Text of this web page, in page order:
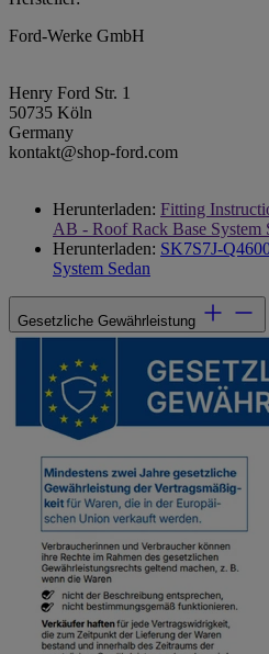
Ford-Werke GmbH
Henry Ford Str. 1
50735 Köln
Germany
kontakt@shop-ford.com
Herunterladen: Fitting
AB - Roof Rack Base System
Herunterladen: SK7S7J-
System Sedan
Gesetzliche Gewährleistung